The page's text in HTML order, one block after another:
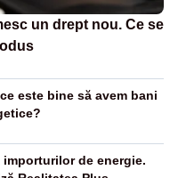
un drept nou. Ce se
este bine să avem bani
de energie.